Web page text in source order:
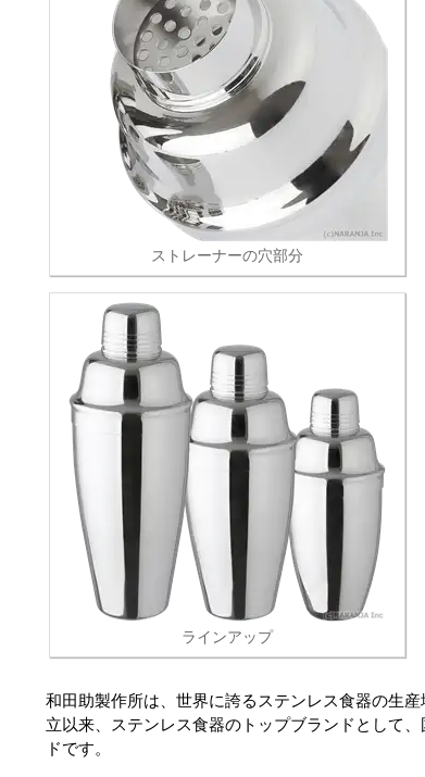
ストレーナーの穴部分
ラインアップ
和田助製作所は、世界に誇るステンレス食器の生
立以来、ステンレス食器のトップブランドとして
ドです。